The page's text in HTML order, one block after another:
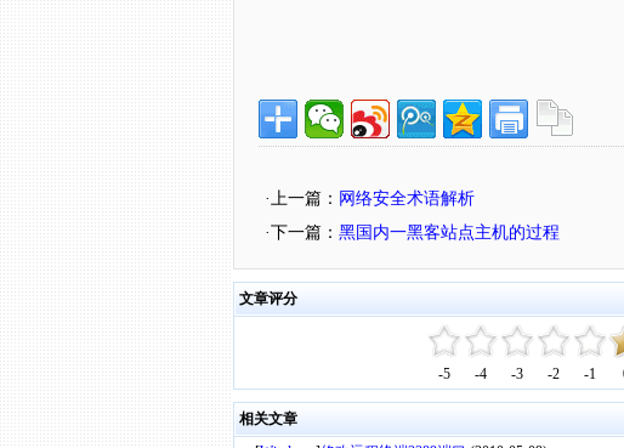
·上一篇： 网络安全术语解析
·下一篇： 黑国内一黑客站点主机的过程
文章评分
-5 -4 -3 -2 -1
相关文章